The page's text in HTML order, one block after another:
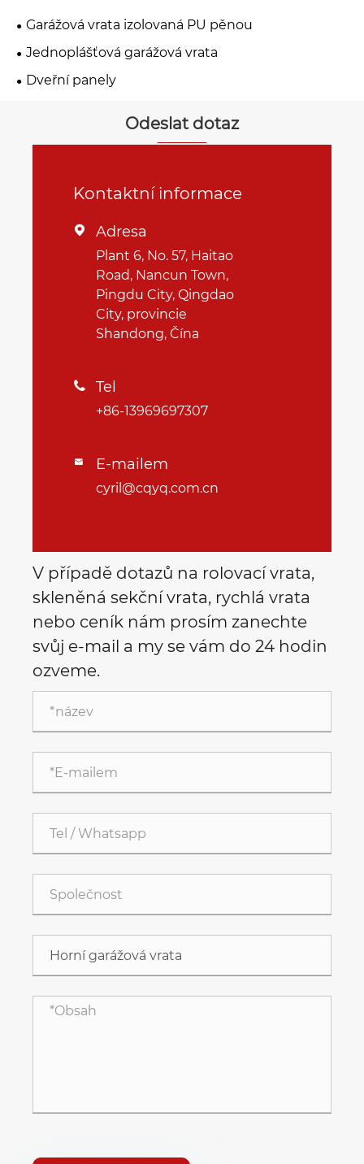
Garážová vrata izolovaná PU pěnou
Jednoplášťová garážová vrata
Dveřní panely
Odeslat dotaz
Kontaktní informace
 Adresa
Plant 6, No. 57, Haitao
Road, Nancun Town,
Pingdu City, Qingdao
City, provincie
Shandong, Čína
 Tel
+86-13969697307
 E-mailem
cyril@cqyq.com.cn
V případě dotazů na rolovací vrata,
skleněná sekční vrata, rychlá vrata
nebo ceník nám prosím zanechte
svůj e-mail a my se vám do 24 hodin
ozveme.